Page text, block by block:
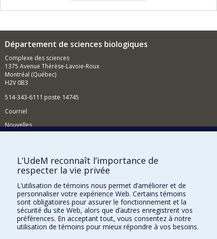
Département de sciences biologiques
Complexe des sciences
1375 Avenue Thérèse-Lavoie-Roux
Montréal (Québec)
H2V 0B3
514-343-6111 poste 14745
Courriel
Nouvelles
Comment soutenir le Département?
BESOIN D'AIDE?
Plan du site
Signaler une erreur
Accessibilité
FACULTÉ DES ARTS ET DES SCIENCES
L’UdeM reconnaît l’importance de
respecter la vie privée
L’utilisation de témoins nous permet d’améliorer et de
personnaliser votre expérience Web. Certains témoins
sont obligatoires pour assurer le fonctionnement et la
sécurité du site Web, alors que d’autres enregistrent vos
préférences. En acceptant tout, vous consentez à notre
utilisation de témoins pour mieux répondre à vos besoins.